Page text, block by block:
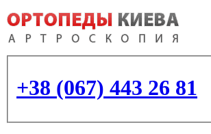
+38 (067) 443 26 81